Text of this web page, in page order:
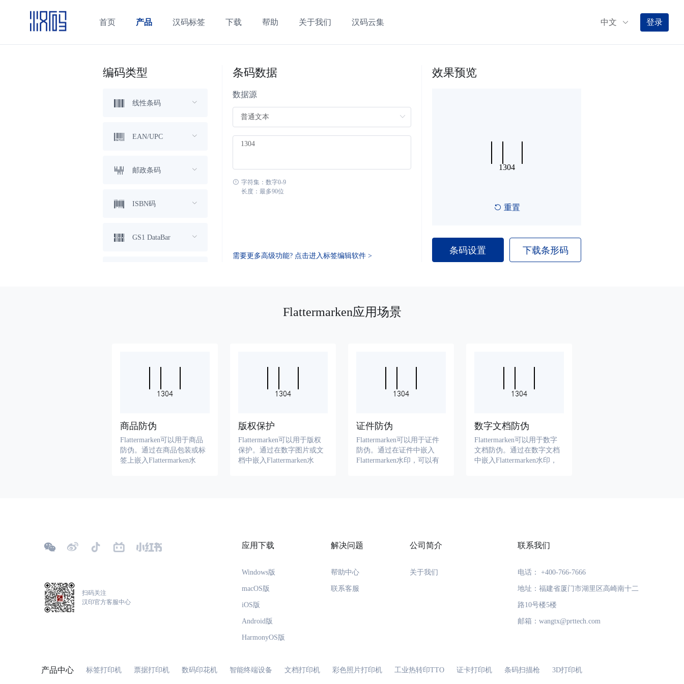
首页 产品 汉码标签 下载 帮助 关于我们 汉码云集 中文 登录
编码类型
线性条码
EAN/UPC
邮政条码
ISBN码
GS1 DataBar
HIBC Data Matrix
HIBC Data Matrix Rectangular
条码数据
数据源
字符集：数字0-9
长度：最多90位
需要更多高级功能? 点击进入标签编辑软件 >
效果预览
重置
条码设置 下载条形码
Flattermarken应用场景
商品防伪
Flattermarken可以用于商品
防伪。通过在商品包装或标
签上嵌入Flattermarken水
版权保护
Flattermarken可以用于版权
保护。通过在数字图片或文
档中嵌入Flattermarken水
证件防伪
Flattermarken可以用于证件
防伪。通过在证件中嵌入
Flattermarken水印，可以有
数字文档防伪
Flattermarken可以用于数字
文档防伪。通过在数字文档
中嵌入Flattermarken水印，
扫码关注
汉印官方客服中心
应用下载
Windows版
macOS版
iOS版
Android版
HarmonyOS版
解决问题
帮助中心
联系客服
公司简介
关于我们
联系我们
电话： +400-766-7666
地址：福建省厦门市湖里区高崎南十二
路10号楼5楼
邮箱：wangtx@prttech.com
产品中心 标签打印机 票据打印机 数码印花机 智能终端设备 文档打印机 彩色照片打印机 工业热转印TTO 证卡打印机 条码扫描枪 3D打印机